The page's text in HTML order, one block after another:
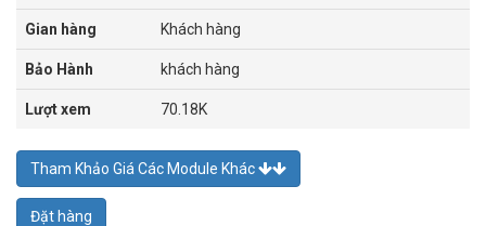
Gian hàng Khách hàng
Bảo Hành khách hàng
Lượt xem 70.18K
Tham Khảo Giá Các Module Khác
Đặt hàng